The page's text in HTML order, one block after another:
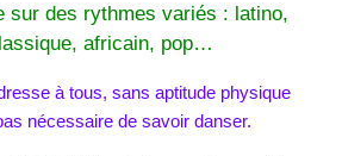
sur des rythmes variés : latino,
africain, pop…
à tous, sans aptitude physique
nécessaire de savoir danser.